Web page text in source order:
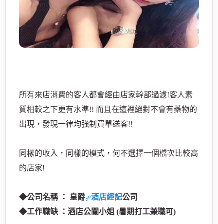
所有來店消費的客人都會經由店家幹部過濾!客人素
質相較之下更有水準!! 而且在這裡絕對不會有藥物的
出現，發現一律均強制買單送客!!
同樣的收入，同樣的模式，何不選擇一個檔次比較高
的店家!
◆公司名稱 ： 皇爵 酒店經記公司
◆工作職缺 ：酒店公關小姐 (暑期打工兼職可)